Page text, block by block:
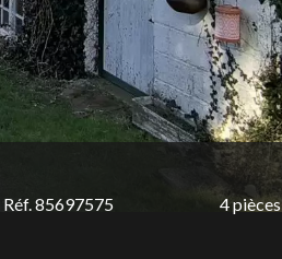
Réf. 85697575 4 pièces